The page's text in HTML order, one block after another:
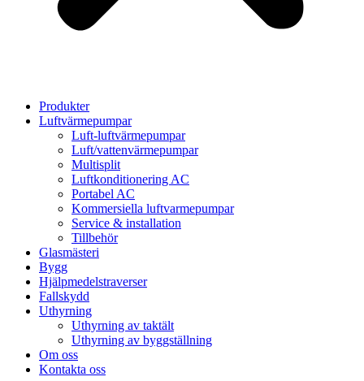
Produkter
Luftvärmepumpar
Luft-luftvärmepumpar
Luft/vattenvärmepumpar
Multisplit
Luftkonditionering AC
Portabel AC
Kommersiella luftvarmepumpar
Service & installation
Tillbehör
Glasmästeri
Bygg
Hjälpmedelstraverser
Fallskydd
Uthyrning
Uthyrning av taktält
Uthyrning av byggställning
Om oss
Kontakta oss